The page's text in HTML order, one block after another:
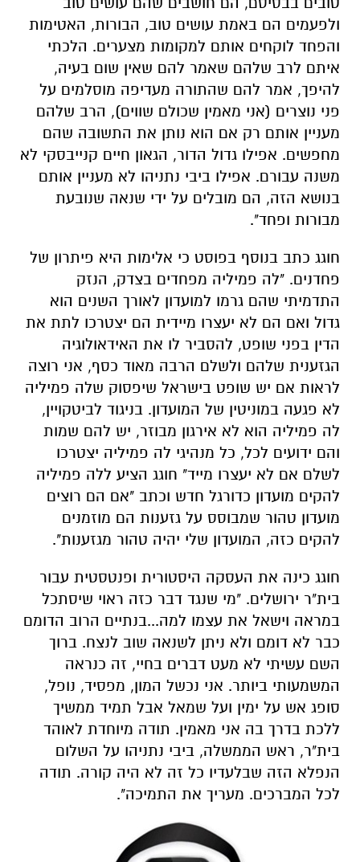
ולפעמים הם באמת עושים טוב, הבורות, האטימות
והפחד לוקחים אותם למקומות מצערים. הלכתי
איתם לרב שלהם שאמר להם שאין שום בעיה,
להיפך, אמר להם שהתורה מעדיפה מוסלמים על
פני נוצרים (אני מאמין שכולם שווים), הרב שלהם
מעניין אותם רק אם הוא נותן את התשובה שהם
מחפשים. אפילו גדול הדור, הגאון חיים קנייבסקי לא
משנה עבורם. אפילו ביבי נתניהו לא מעניין אותם
בנושא הזה, הם מובלים על ידי שנאה שנובעת
מבורות ופחד".
חוגג כתב בנוסף בפוסט כי אלימות היא פיתרון של
פחדנים. "לה פמיליה מפחדים בצדק, הנזק
התדמיתי שהם גרמו למועדון לאורך השנים הוא
גדול ואם הם לא יעצרו מיידית הם יצטרכו לתת את
הדין בפני שופט, להסביר לו את האידאולוגיה
הגזענית שלהם ולשלם הרבה מאוד כסף, אני רוצה
לראות אם יש שופט בישראל שיפסוק שלה פמיליה
לא פגעה במוניטין של המועדון. בניגוד לביטקויין,
לה פמיליה הוא לא אירגון מבוזר, יש להם שמות
והם ידועים לכל, כל מנהיגי לה פמיליה יצטרכו
לשלם אם לא יעצרו מייד" חוגג הציע ללה פמיליה
להקים מועדון כדורגל חדש וכתב "אם הם רוצים
מועדון טהור שמבוסס על גזענות הם מוזמנים
להקים כזה, המועדון שלי יהיה טהור מגזענות".
חוגג כינה את העסקה היסטורית ופנטסטית עבור
בית"ר ירושלים. "מי שנגד דבר כזה ראוי שיסתכל
במראה וישאל את עצמו למה...בנתיים הרוב הדומם
כבר לא דומם ולא ניתן לשנאה שוב לנצח. ברוך
השם עשיתי לא מעט דברים בחיי, זה כנראה
המשמעותי ביותר. אני נכשל המון, מפסיד, נופל,
סופג אש על ימין ועל שמאל אבל תמיד ממשיך
ללכת בדרך בה אני מאמין. תודה מיוחדת לאוהד
בית"ר, ראש הממשלה, ביבי נתניהו על השלום
הנפלא הזה שבלעדיו כל זה לא היה קורה. תודה
לכל המברכים. מעריך את התמיכה".